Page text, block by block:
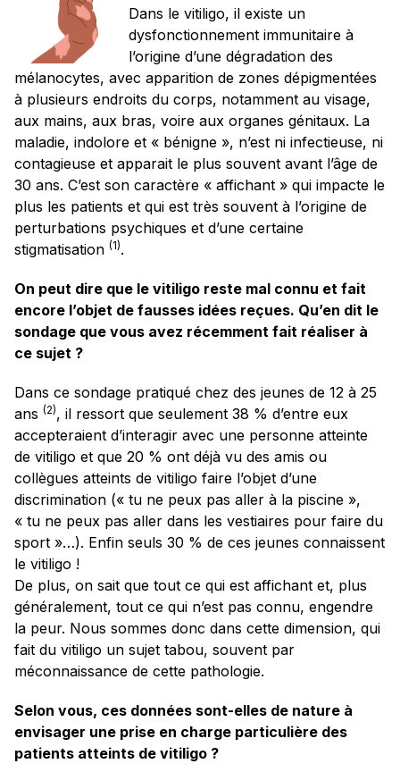
Dans le vitiligo, il existe un
dysfonctionnement immunitaire à
l’origine d’une dégradation des
mélanocytes, avec apparition de zones dépigmentées
à plusieurs endroits du corps, notamment au visage,
aux mains, aux bras, voire aux organes génitaux. La
maladie, indolore et « bénigne », n’est ni infectieuse, ni
contagieuse et apparait le plus souvent avant l’âge de
30 ans. C’est son caractère « affichant » qui impacte le
plus les patients et qui est très souvent à l’origine de
perturbations psychiques et d’une certaine
stigmatisation (1).
On peut dire que le vitiligo reste mal connu et fait
encore l’objet de fausses idées reçues. Qu’en dit le
sondage que vous avez récemment fait réaliser à
ce sujet ?
Dans ce sondage pratiqué chez des jeunes de 12 à 25
ans (2), il ressort que seulement 38 % d’entre eux
accepteraient d’interagir avec une personne atteinte
de vitiligo et que 20 % ont déjà vu des amis ou
collègues atteints de vitiligo faire l’objet d’une
discrimination (« tu ne peux pas aller à la piscine »,
« tu ne peux pas aller dans les vestiaires pour faire du
sport »…). Enfin seuls 30 % de ces jeunes connaissent
le vitiligo !
De plus, on sait que tout ce qui est affichant et, plus
généralement, tout ce qui n’est pas connu, engendre
la peur. Nous sommes donc dans cette dimension, qui
fait du vitiligo un sujet tabou, souvent par
méconnaissance de cette pathologie.
Selon vous, ces données sont-elles de nature à
envisager une prise en charge particulière des
patients atteints de vitiligo ?